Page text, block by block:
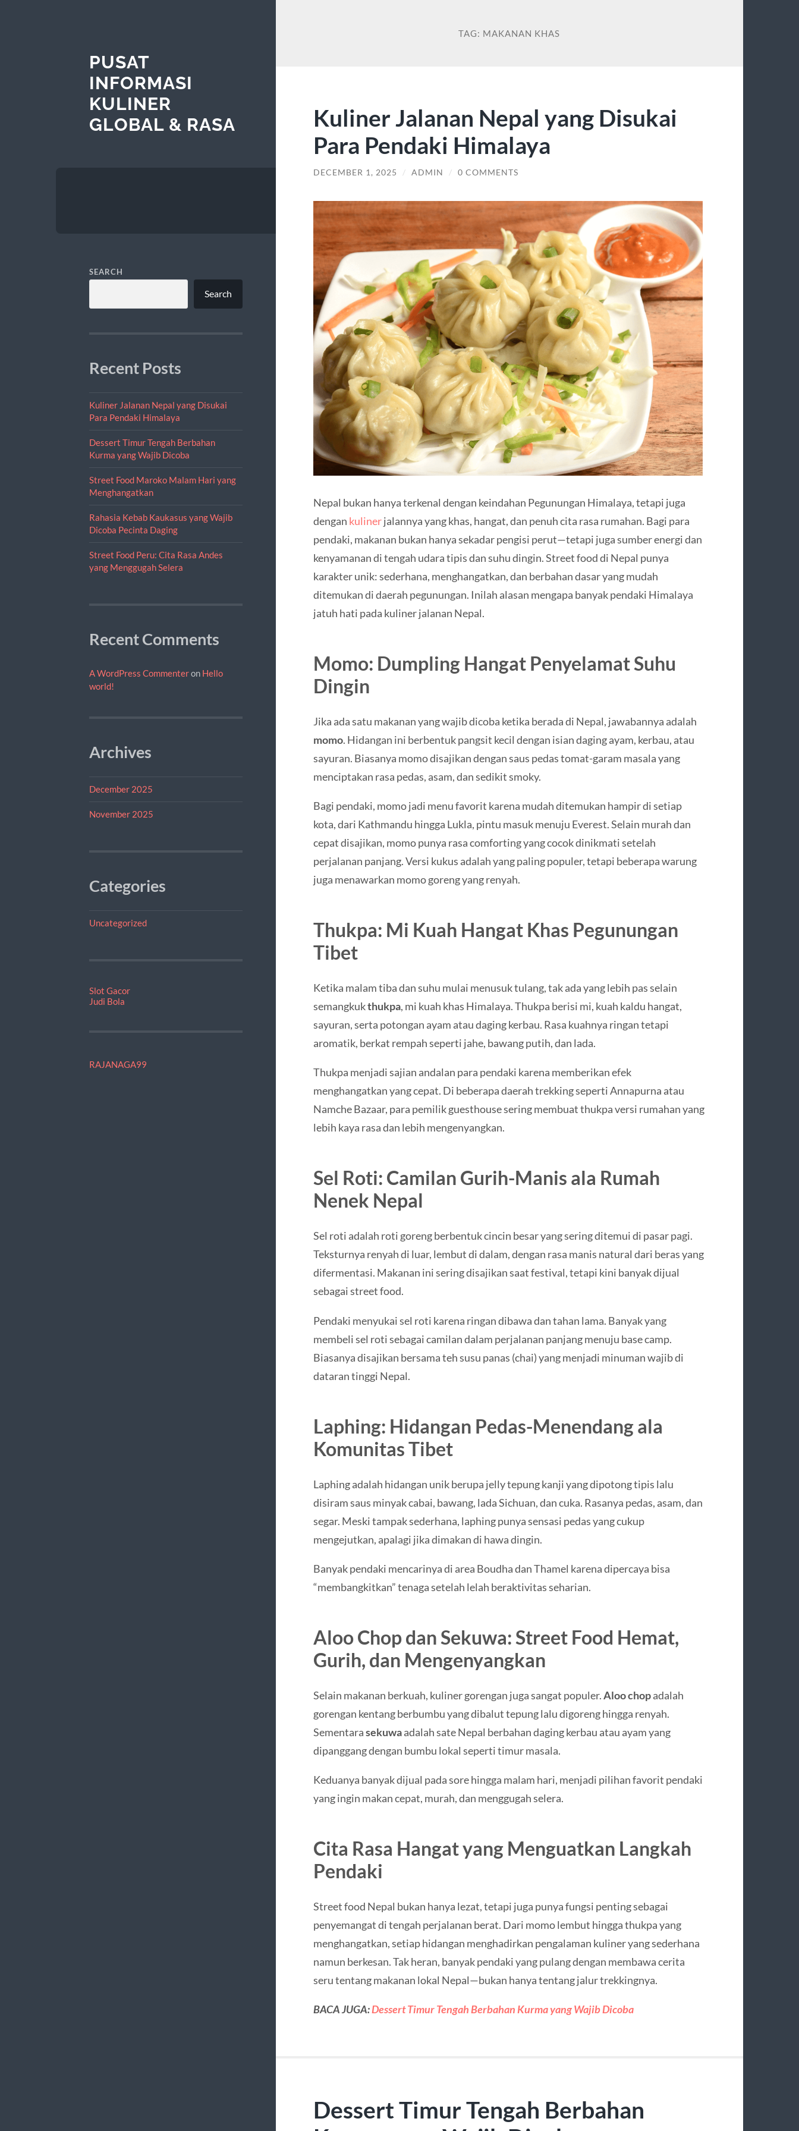
PUSAT
INFORMASI
KULINER
GLOBAL & RASA
SEARCH
Search
Recent Posts
Kuliner Jalanan Nepal yang Disukai
Para Pendaki Himalaya
Dessert Timur Tengah Berbahan
Kurma yang Wajib Dicoba
Street Food Maroko Malam Hari yang
Menghangatkan
Rahasia Kebab Kaukasus yang Wajib
Dicoba Pecinta Daging
Street Food Peru: Cita Rasa Andes
yang Menggugah Selera
Recent Comments
A WordPress Commenteron Hello
world!
Archives
December 2025
November 2025
Categories
Uncategorized
Slot Gacor
Judi Bola
RAJANAGA99
TAG: MAKANAN KHAS
Kuliner Jalanan Nepal yang Disukai
Para Pendaki Himalaya
DECEMBER 1, 2025 / ADMIN / 0 COMMENTS
Nepal bukan hanya terkenal dengan keindahan Pegunungan Himalaya, tetapi juga
dengan kulinerjalannya yang khas, hangat, dan penuh cita rasa rumahan. Bagi para
pendaki, makanan bukan hanya sekadar pengisi perut—tetapi juga sumber energi dan
kenyamanan di tengah udara tipis dan suhu dingin. Street food di Nepal punya
karakter unik: sederhana, menghangatkan, dan berbahan dasar yang mudah
ditemukan di daerah pegunungan. Inilah alasan mengapa banyak pendaki Himalaya
jatuh hati pada kuliner jalanan Nepal.
Momo: Dumpling Hangat Penyelamat Suhu
Dingin
Jika ada satu makanan yang wajib dicoba ketika berada di Nepal, jawabannya adalah
momo. Hidangan ini berbentuk pangsit kecil dengan isian daging ayam, kerbau, atau
sayuran. Biasanya momo disajikan dengan saus pedas tomat-garam masala yang
menciptakan rasa pedas, asam, dan sedikit smoky.
Bagi pendaki, momo jadi menu favorit karena mudah ditemukan hampir di setiap
kota, dari Kathmandu hingga Lukla, pintu masuk menuju Everest. Selain murah dan
cepat disajikan, momo punya rasa comforting yang cocok dinikmati setelah
perjalanan panjang. Versi kukus adalah yang paling populer, tetapi beberapa warung
juga menawarkan momo goreng yang renyah.
Thukpa: Mi Kuah Hangat Khas Pegunungan
Tibet
Ketika malam tiba dan suhu mulai menusuk tulang, tak ada yang lebih pas selain
semangkukthukpa, mi kuah khas Himalaya. Thukpa berisi mi, kuah kaldu hangat,
sayuran, serta potongan ayam atau daging kerbau. Rasa kuahnya ringan tetapi
aromatik, berkat rempah seperti jahe, bawang putih, dan lada.
Thukpa menjadi sajian andalan para pendaki karena memberikan efek
menghangatkan yang cepat. Di beberapa daerah trekking seperti Annapurna atau
Namche Bazaar, para pemilik guesthouse sering membuat thukpa versi rumahan yang
lebih kaya rasa dan lebih mengenyangkan.
Sel Roti: Camilan Gurih-Manis ala Rumah
Nenek Nepal
Sel roti adalah roti goreng berbentuk cincin besar yang sering ditemui di pasar pagi.
Teksturnya renyah di luar, lembut di dalam, dengan rasa manis natural dari beras yang
difermentasi. Makanan ini sering disajikan saat festival, tetapi kini banyak dijual
sebagai street food.
Pendaki menyukai sel roti karena ringan dibawa dan tahan lama. Banyak yang
membeli sel roti sebagai camilan dalam perjalanan panjang menuju base camp.
Biasanya disajikan bersama teh susu panas (chai) yang menjadi minuman wajib di
dataran tinggi Nepal.
Laphing: Hidangan Pedas-Menendang ala
Komunitas Tibet
Laphing adalah hidangan unik berupa jelly tepung kanji yang dipotong tipis lalu
disiram saus minyak cabai, bawang, lada Sichuan, dan cuka. Rasanya pedas, asam, dan
segar. Meski tampak sederhana, laphing punya sensasi pedas yang cukup
mengejutkan, apalagi jika dimakan di hawa dingin.
Banyak pendaki mencarinya di area Boudha dan Thamel karena dipercaya bisa
“membangkitkan” tenaga setelah lelah beraktivitas seharian.
Aloo Chop dan Sekuwa: Street Food Hemat,
Gurih, dan Mengenyangkan
Selain makanan berkuah, kuliner gorengan juga sangat populer.Aloo chopadalah
gorengan kentang berbumbu yang dibalut tepung lalu digoreng hingga renyah.
Sementarasekuwaadalah sate Nepal berbahan daging kerbau atau ayam yang
dipanggang dengan bumbu lokal seperti timur masala.
Keduanya banyak dijual pada sore hingga malam hari, menjadi pilihan favorit pendaki
yang ingin makan cepat, murah, dan menggugah selera.
Cita Rasa Hangat yang Menguatkan Langkah
Pendaki
Street food Nepal bukan hanya lezat, tetapi juga punya fungsi penting sebagai
penyemangat di tengah perjalanan berat. Dari momo lembut hingga thukpa yang
menghangatkan, setiap hidangan menghadirkan pengalaman kuliner yang sederhana
namun berkesan. Tak heran, banyak pendaki yang pulang dengan membawa cerita
seru tentang makanan lokal Nepal—bukan hanya tentang jalur trekkingnya.
BACA JUGA:Dessert Timur Tengah Berbahan Kurma yang Wajib Dicoba
Dessert Timur Tengah Berbahan